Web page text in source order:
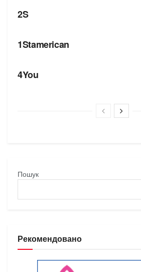
2S
1Stamerican
4You
Пошук
Рекомендовано